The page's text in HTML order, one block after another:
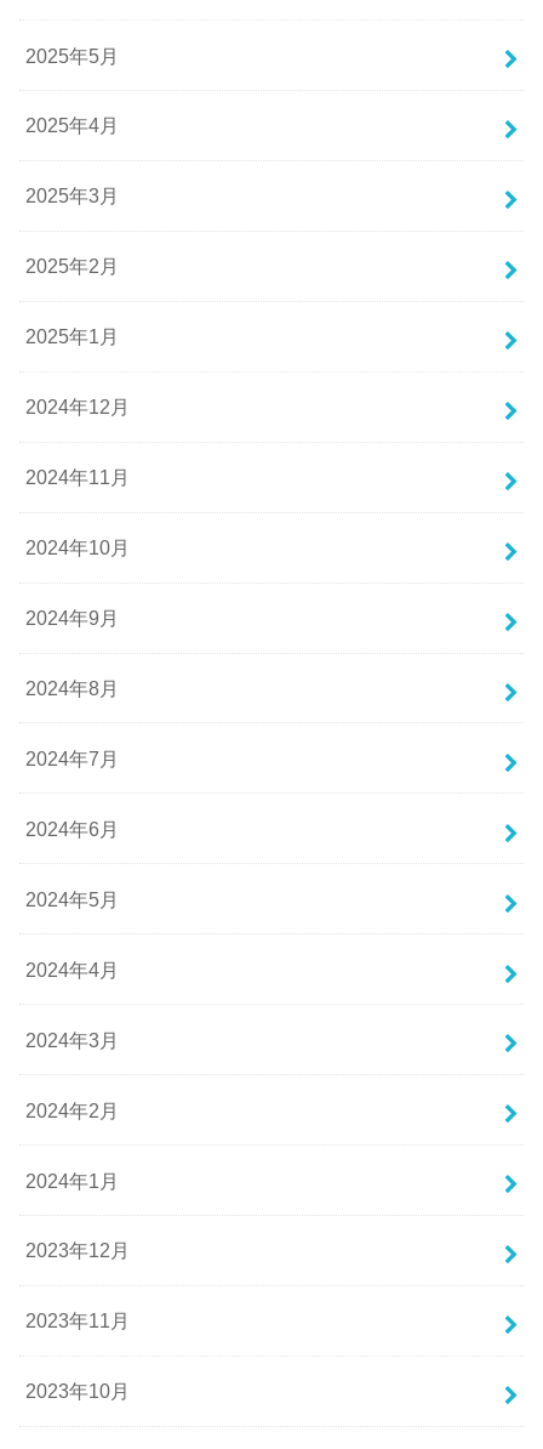
2025年5月
2025年4月
2025年3月
2025年2月
2025年1月
2024年12月
2024年11月
2024年10月
2024年9月
2024年8月
2024年7月
2024年6月
2024年5月
2024年4月
2024年3月
2024年2月
2024年1月
2023年12月
2023年11月
2023年10月